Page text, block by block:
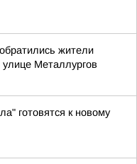
жители
Металлургов
готовятся к новому